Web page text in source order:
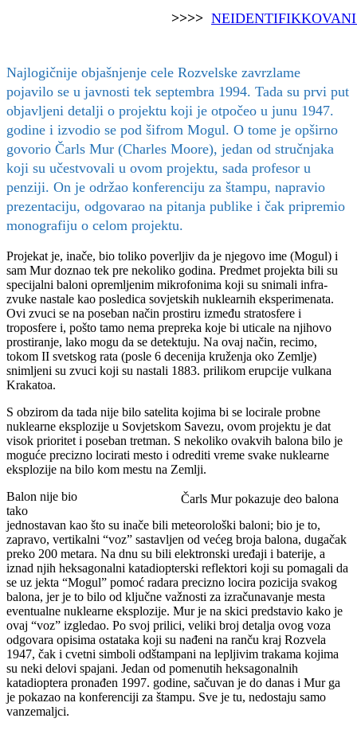
>>>>
Najlogičnije objašnjenje cele Rozvelske zavrzlame
pojavilo se u javnosti tek septembra 1994. Tada su prvi put
objavljeni detalji o projektu koji je otpočeo u junu 1947.
godine i izvodio se pod šifrom Mogul. O tome je opširno
govorio Čarls Mur (Charles Moore), jedan od stručnjaka
koji su učestvovali u ovom projektu, sada profesor u
penziji. On je održao konferenciju za štampu, napravio
prezentaciju, odgovarao na pitanja publike i čak pripremio
monografiju o celom projektu.
Projekat je, inače, bio toliko poverljiv da je njegovo ime (Mogul) i
sam Mur doznao tek pre nekoliko godina. Predmet projekta bili su
specijalni baloni opremljenim mikrofonima koji su snimali infra-
zvuke nastale kao posledica sovjetskih nuklearnih eksperimenata.
Ovi zvuci se na poseban način prostiru između stratosfere i
troposfere i, pošto tamo nema prepreka koje bi uticale na njihovo
prostiranje, lako mogu da se detektuju. Na ovaj način, recimo,
tokom II svetskog rata (posle 6 decenija kruženja oko Zemlje)
snimljeni su zvuci koji su nastali 1883. prilikom erupcije vulkana
Krakatoa.
S obzirom da tada nije bilo satelita kojima bi se locirale probne
nuklearne eksplozije u Sovjetskom Savezu, ovom projektu je dat
visok prioritet i poseban tretman. S nekoliko ovakvih balona bilo je
moguće precizno locirati mesto i odrediti vreme svake nuklearne
eksplozije na bilo kom mestu na Zemlji.
Balon nije bio
tako
jednostavan kao što su inače bili meteorološki baloni; bio je to,
zapravo, vertikalni “voz” sastavljen od većeg broja balona, dugačak
preko 200 metara. Na dnu su bili elektronski uređaji i baterije, a
iznad njih heksagonalni katadiopterski reflektori koji su pomagali da
se uz jekta “Mogul” pomoć radara precizno locira pozicija svakog
balona, jer je to bilo od ključne važnosti za izračunavanje mesta
eventualne nuklearne eksplozije. Mur je na skici predstavio kako je
ovaj “voz” izgledao. Po svoj prilici, veliki broj detalja ovog voza
odgovara opisima ostataka koji su nađeni na ranču kraj Rozvela
1947, čak i cvetni simboli odštampani na lepljivim trakama kojima
su neki delovi spajani. Jedan od pomenutih heksagonalnih
katadioptera pronađen 1997. godine, sačuvan je do danas i Mur ga
je pokazao na konferenciji za štampu. Sve je tu, nedostaju samo
vanzemaljci.